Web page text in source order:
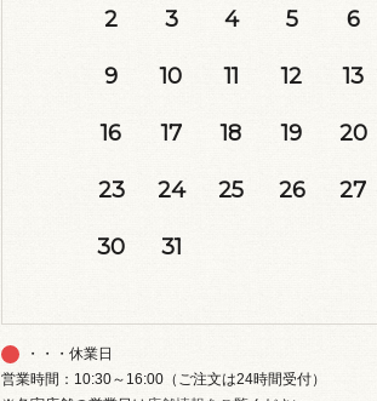
2 3 4 5 6
9 10 11 12 13
16 17 18 19 20
23 24 25 26 27
30 31
・・・休業日
営業時間：10:30～16:00（ご注文は24時間受付）